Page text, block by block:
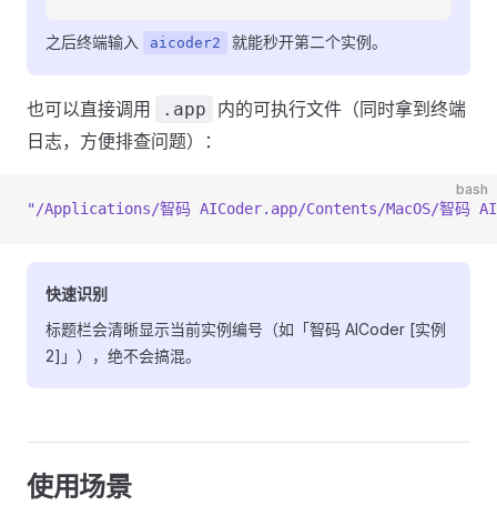
之后终端输入 aicoder2 就能秒开第二个实例。
也可以直接调用 .app
内的可执行文件（同时拿到终端
日志，方便排查问题）：
bash
"/Applications/智码 AICoder.app/Contents/MacOS/智码
快速识别
标题栏会清晰显示当前实例编号（如「智码 AICoder [实例
2]」），绝不会搞混。
使用场景